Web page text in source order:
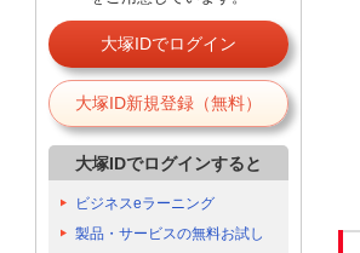
大塚IDでログイン
大塚ID新規登録（無料）
大塚IDでログインすると
ビジネスeラーニング
製品・サービスの無料お試し